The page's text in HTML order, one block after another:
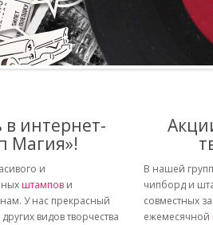
интернет-
Магия»!
и
штампов и
У нас прекрасный
видов творчества
В нашей
чипборд и
совместных
ежемесячной